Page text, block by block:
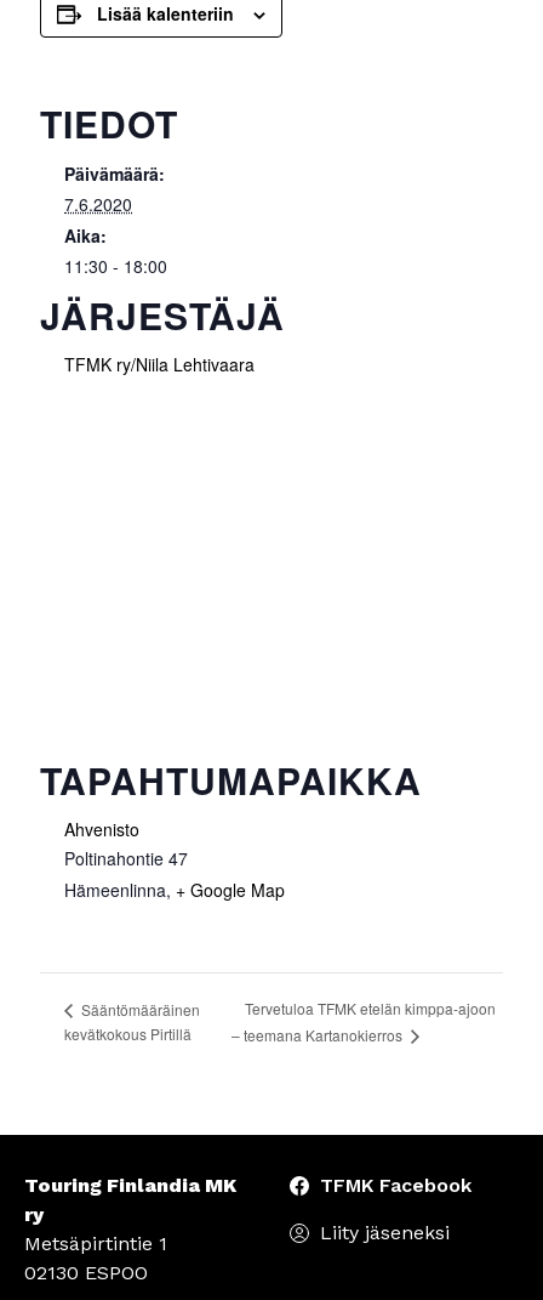
Lisää kalenteriin
TIEDOT
Päivämäärä:
7.6.2020
Aika:
11:30 - 18:00
JÄRJESTÄJÄ
TFMK ry/Niila Lehtivaara
TAPAHTUMAPAIKKA
Ahvenisto
Poltinahontie 47
Hämeenlinna, + Google Map
Sääntömääräinen
kevätkokous Pirtillä
Tervetuloa TFMK etelän kimppa-ajoon
– teemana Kartanokierros
Touring Finlandia MK
ry
Metsäpirtintie 1
02130 ESPOO
TFMK Facebook
Liity jäseneksi